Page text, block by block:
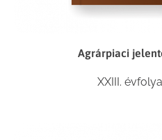
Agrárpiaci
XXIII.